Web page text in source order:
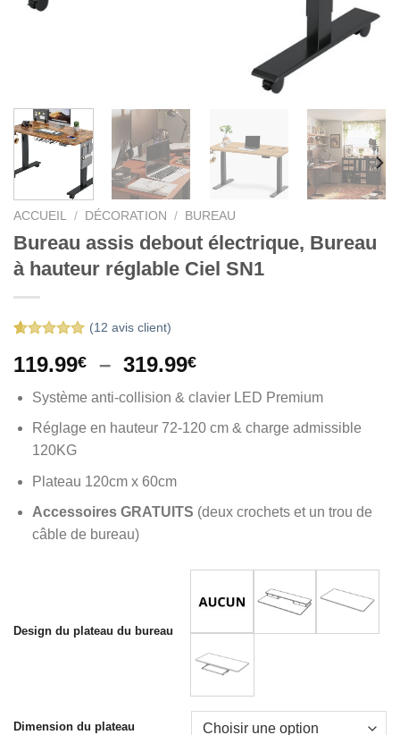
ACCUEIL / DÉCORATION / BUREAU
Bureau assis debout électrique, Bureau
à hauteur réglable Ciel SN1
sur 5 basé
sur
notations
client
(12 avis client)
119.99€ – 319.99€Plage
prix :
119.99€
Système anti-collision & clavier LED Premium
Réglage en hauteur 72-120 cm & charge admissible
120KG
Plateau 120cm x 60cm
Accessoires GRATUITS (deux crochets et un trou de
câble de bureau)
Design du plateau du bureau
Dimension du plateau